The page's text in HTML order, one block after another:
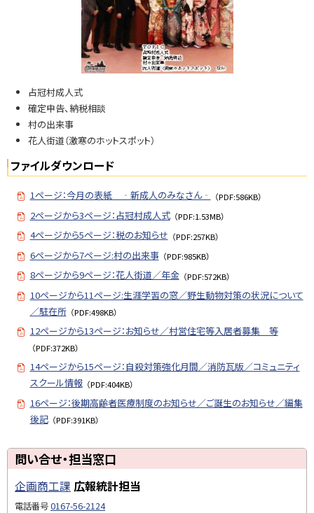
窓
口
占冠村成人式
確定申告、納税相談
村の出来事
花人街道（激寒のホットスポット）
ファイルダウンロード
1ページ：今月の表紙 ‐新成人のみなさん‐ （PDF:586KB）
2ページから3ページ：占冠村成人式 （PDF:1.53MB）
4ページから5ページ：税のお知らせ （PDF:257KB）
6ページから7ページ:村の出来事 （PDF:985KB）
8ページから9ページ：花人街道／年金 （PDF:572KB）
10ページから11ページ:生涯学習の窓／野生動物対策の状況について
／駐在所 （PDF:498KB）
12ページから13ページ：お知らせ／村営住宅等入居者募集 等
（PDF:372KB）
14ページから15ページ：自殺対策強化月間／消防瓦版／コミュニティ
スクール情報 （PDF:404KB）
16ページ：後期高齢者医療制度のお知らせ／ご誕生のお知らせ／編集
後記 （PDF:391KB）
ッ
プ
に
問い合せ・担当窓口
企画商工課 広報統計担当
電話番号0167-56-2124